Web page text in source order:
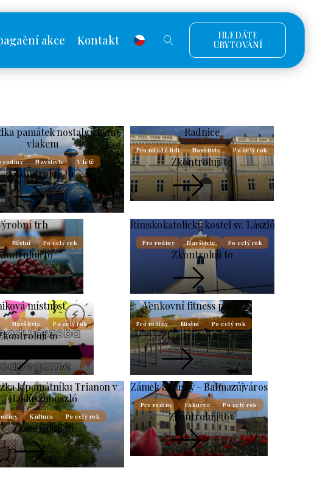
akce Kontakt
HLEDÁTE
UBYTOVÁNÍ
památek nostalgickým
vlakem
rodiny Navštivte V létě
Zkontroluji to
Radnice
Pro mladé lidi Navštivte Po celý rok
Zkontroluji to
trh
Místní Po celý rok
to
Římskokatolický kostel sv. László
Pro rodiny Navštivte Po celý rok
Zkontroluji to
místnost
Navštivte Po celý rok
to
Venkovní fitness park
Pro rodiny Místní Po celý rok
Zkontroluji to
k památníku Trianon v
Hajdúszoboszló
Kultura Po celý rok
Zkontroluji to
Zámek Semsey - Balmazújváros
Pro rodiny Exkurze Po celý rok
Zkontroluji to